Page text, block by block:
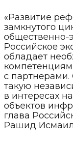
«Развитие
замкнутого
общественно-
Российское
обладает
с
такую
в интересах
объектов
глава
Рашид